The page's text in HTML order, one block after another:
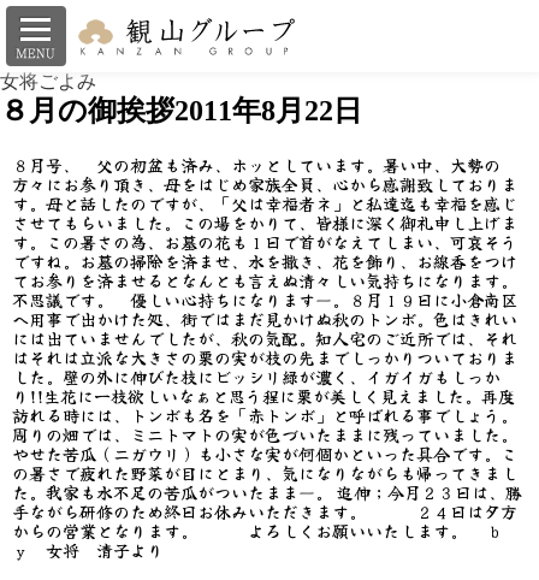
女将ごよみ
８月の御挨拶2011年8月22日
８月号、 父の初盆も済み、ホッとしています。暑い中、大勢の
方々にお参り頂き、母をはじめ家族全員、心から感謝致しておりま
す。母と話したのですが、「父は幸福者ネ」と私達迄も幸福を感じ
させてもらいました。この場をかりて、皆様に深く御礼申し上げま
す。この暑さの為、お墓の花も１日で首がなえてしまい、可哀そう
ですね。お墓の掃除を済ませ、水を撒き、花を飾り、お線香をつけ
てお参りを済ませるとなんとも言えぬ清々しい気持ちになります。
不思議です。 優しい心持ちになります―。８月１９日に小倉南区
へ用事で出かけた処、街ではまだ見かけぬ秋のトンボ。色はきれい
には出ていませんでしたが、秋の気配。知人宅のご近所では、それ
はそれは立派な大きさの栗の実が枝の先までしっかりついておりま
した。壁の外に伸びた枝にビッシリ緑が濃く、イガイガもしっか
り!!生花に一枝欲しいなぁと思う程に栗が美しく見えました。再度
訪れる時には、トンボも名を「赤トンボ」と呼ばれる事でしょう。
周りの畑では、ミニトマトの実が色づいたままに残っていました。
やせた苦瓜（ニガウリ）も小さな実が何個かといった具合です。こ
の暑さで疲れた野菜が目にとまり、気になりながらも帰ってきまし
た。我家も水不足の苦瓜がついたまま―。 追伸；今月２３日は、勝
手ながら研修のため終日お休みいただきます。 ２４日は夕方
からの営業となります。 よろしくお願いいたします。 ｂ
ｙ 女将 清子より
モバイル